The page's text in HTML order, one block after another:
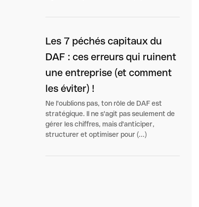
Les 7 péchés capitaux du
DAF : ces erreurs qui ruinent
une entreprise (et comment
les éviter) !
Ne l'oublions pas, ton rôle de DAF est
stratégique. Il ne s'agit pas seulement de
gérer les chiffres, mais d'anticiper,
structurer et optimiser pour (...)